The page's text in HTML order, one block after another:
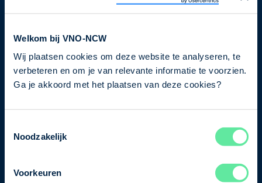
Welkom bij VNO-NCW
Wij plaatsen cookies om deze website te analyseren, te
verbeteren en om je van relevante informatie te voorzien.
Ga je akkoord met het plaatsen van deze cookies?
Noodzakelijk
Voorkeuren
Schrijf je in
Direct naar
Ons verhaal
Bezuidenhoutseweg 12
T+31 70 349 03 49